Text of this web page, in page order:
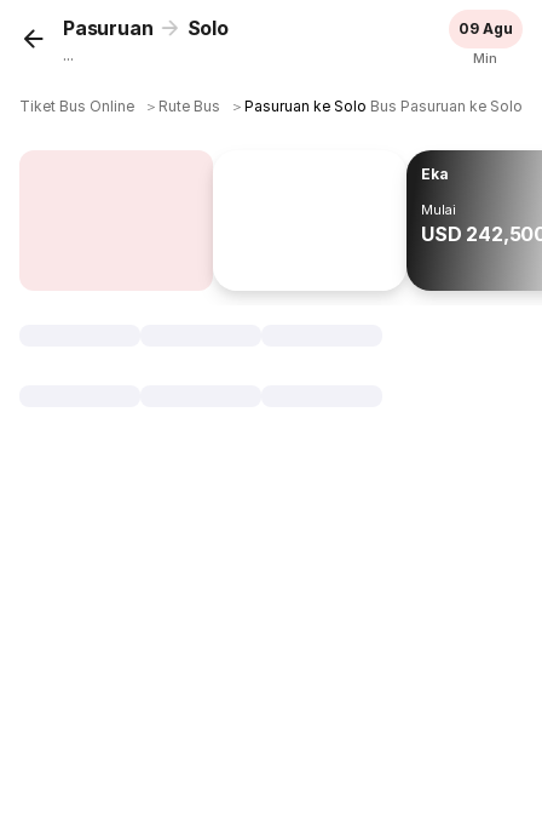
Pasuruan Solo
...
09 Agu
Min
Tiket Bus Online ＞ Rute Bus ＞Pasuruan ke Solo Bus Pasuruan ke Solo
Eka
Mulai
USD